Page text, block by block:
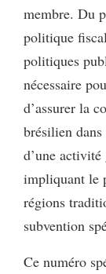
membre. Du
politique
politiques
nécessaire
d’assurer la
brésilien dans
d’une activité
impliquant le
régions
subvention
Ce numéro